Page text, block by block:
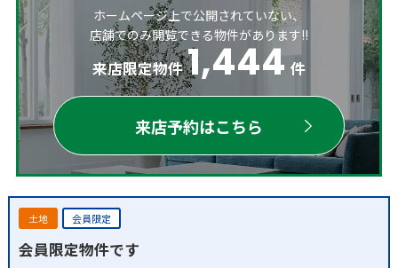
ホームページ上で公開されていない、
店舗でのみ閲覧できる物件があります!!
来店限定物件 1,444 件
来店予約はこちら
土地 会員限定
会員限定物件です